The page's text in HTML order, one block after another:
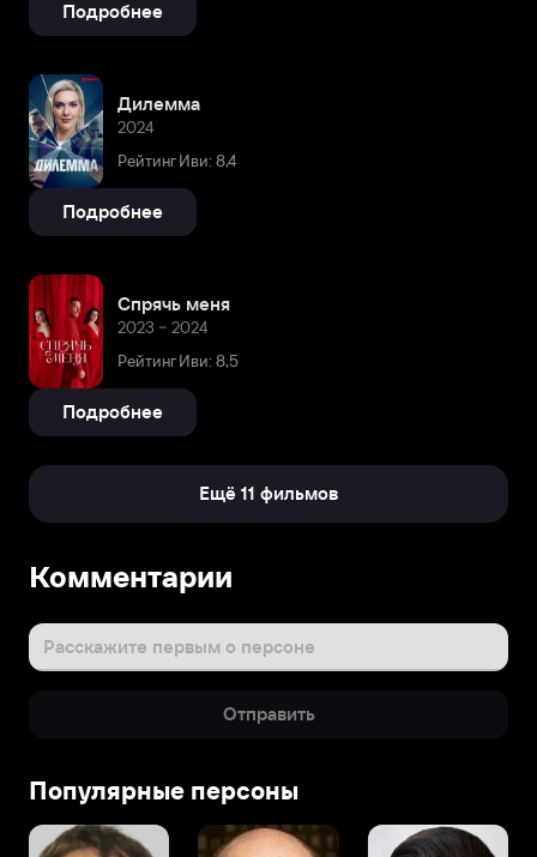
Подробнее
Дилемма
2024
Рейтинг Иви: 8,4
Подробнее
Спрячь меня
2023 – 2024
Рейтинг Иви: 8,5
Подробнее
Ещё 11 фильмов
Комментарии
Расскажите первым о персоне
Отправить
Популярные персоны